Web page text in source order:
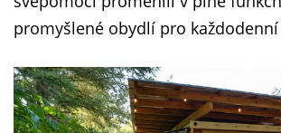
promyšlené obydlí pro